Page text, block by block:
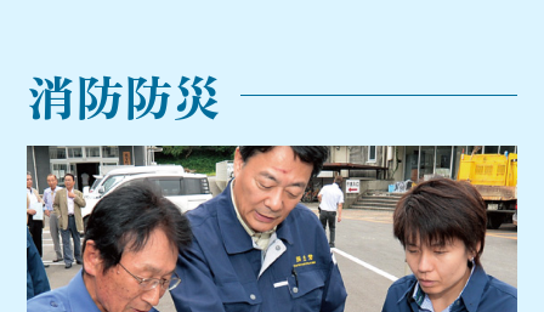
消防防災